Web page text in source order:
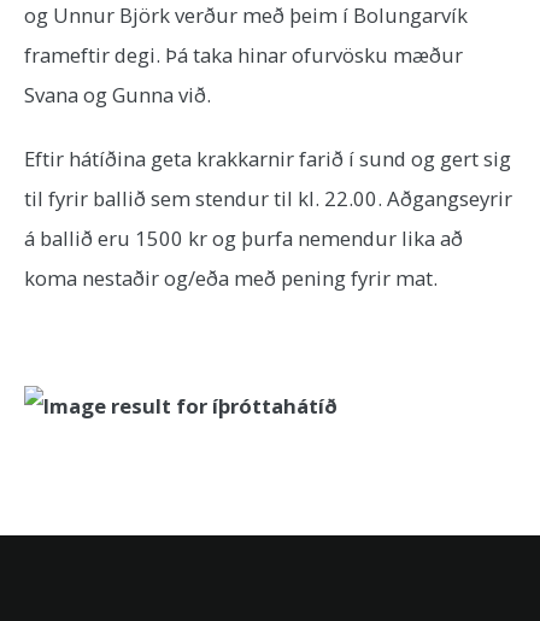
og Unnur Björk verður með þeim í Bolungarvík
frameftir degi. Þá taka hinar ofurvösku mæður
Svana og Gunna við.
Eftir hátíðina geta krakkarnir farið í sund og gert sig
til fyrir ballið sem stendur til kl. 22.00. Aðgangseyrir
á ballið eru 1500 kr og þurfa nemendur lika að
koma nestaðir og/eða með pening fyrir mat.